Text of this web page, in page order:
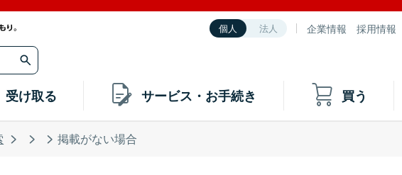
個人 法人 企業情報 採用情報
受け取る サービス・お手続き 買う
掲載がない場合